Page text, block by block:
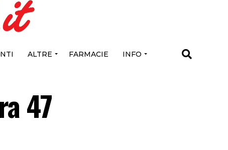
ALTRE FARMACIE INFO
47